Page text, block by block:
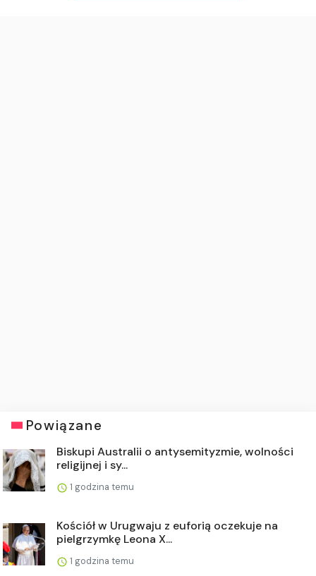
Powiązane
Biskupi Australii o antysemityzmie, wolności
religijnej i sy...
1 godzina temu
Kościół w Urugwaju z euforią oczekuje na
pielgrzymkę Leona X...
1 godzina temu